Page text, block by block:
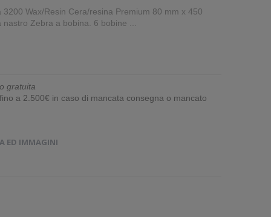
Wax/Resin Cera/resina Premium 80 mm x 450
Zebra a bobina. 6 bobine ...
gratuita
a 2.500€ in caso di mancata consegna o mancato
ED IMMAGINI